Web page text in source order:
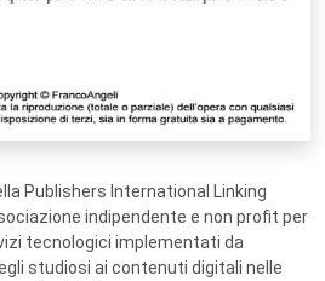
Publishers International Linking
indipendente e non profit per
tecnologici implementati da
studiosi ai contenuti digitali nelle